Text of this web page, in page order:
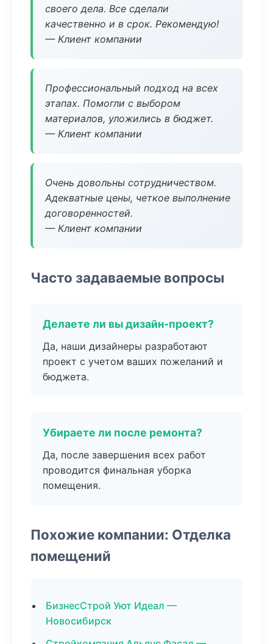
своего дела. Все сделали
качественно и в срок. Рекомендую!
— Клиент компании
Профессиональный подход на всех
этапах. Помогли с выбором
материалов, уложились в бюджет.
— Клиент компании
Очень довольны сотрудничеством.
Адекватные цены, четкое выполнение
договоренностей.
— Клиент компании
Часто задаваемые вопросы
Делаете ли вы дизайн-проект?
Да, наши дизайнеры разработают
проект с учетом ваших пожеланий и
бюджета.
Убираете ли после ремонта?
Да, после завершения всех работ
проводится финальная уборка
помещения.
Похожие компании: Отделка
помещений
БизнесСтрой Уют Идеал —
Новосибирск